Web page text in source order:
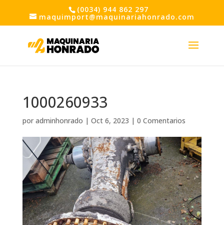
(0034) 944 862 297
maquimport@maquinariahonrado.com
1000260933
por adminhonrado | Oct 6, 2023 | 0 Comentarios